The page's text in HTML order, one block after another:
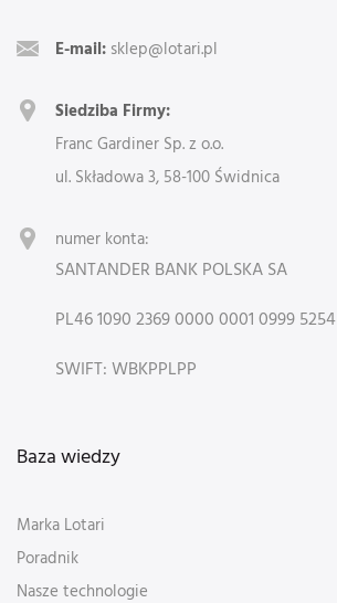
E-mail: sklep@lotari.pl
Siedziba Firmy:
Franc Gardiner Sp. z o.o.
ul. Składowa 3, 58-100 Świdnica
numer konta:
SANTANDER BANK POLSKA SA
PL46 1090 2369 0000 0001 0999 5254
SWIFT: WBKPPLPP
Baza wiedzy
Marka Lotari
Poradnik
Nasze technologie